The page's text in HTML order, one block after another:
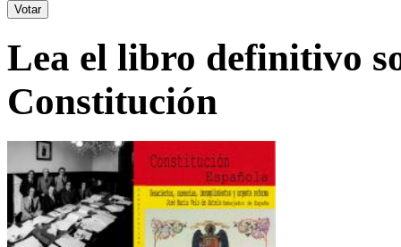
Lea el libro definitivo
Constitución